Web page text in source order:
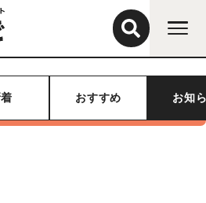
おすすめ お知